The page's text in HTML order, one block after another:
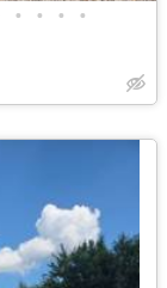
• • • •